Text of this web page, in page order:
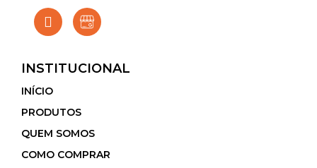
INSTITUCIONAL
INÍCIO
PRODUTOS
QUEM SOMOS
COMO COMPRAR